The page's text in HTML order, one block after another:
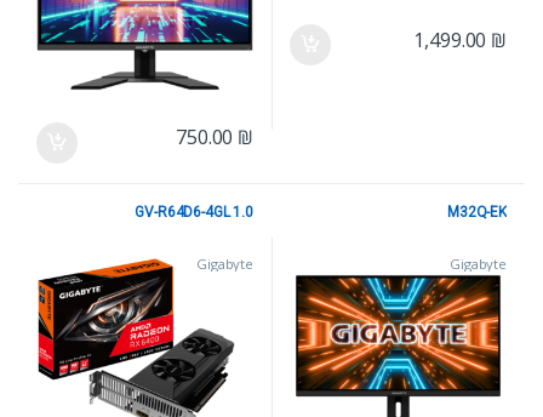
1,499.00 ₪
750.00 ₪
Gigabyte
M32Q-EK
Gigabyte
GV-R64D6-4GL 1.0